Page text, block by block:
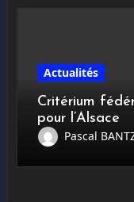
Actualités
Critérium
pour l’Alsace
Pascal